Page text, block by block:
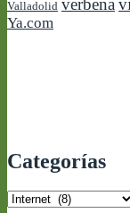
Valladolid
Ya.com
Categorías
Categorías